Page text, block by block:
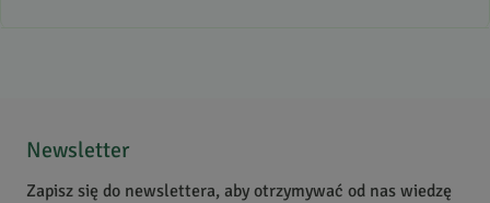
Bądź pierwszą osobą, która podzieli się opinią o tym
Newsletter
Zapisz się do newslettera, aby otrzymywać od nas wiedzę